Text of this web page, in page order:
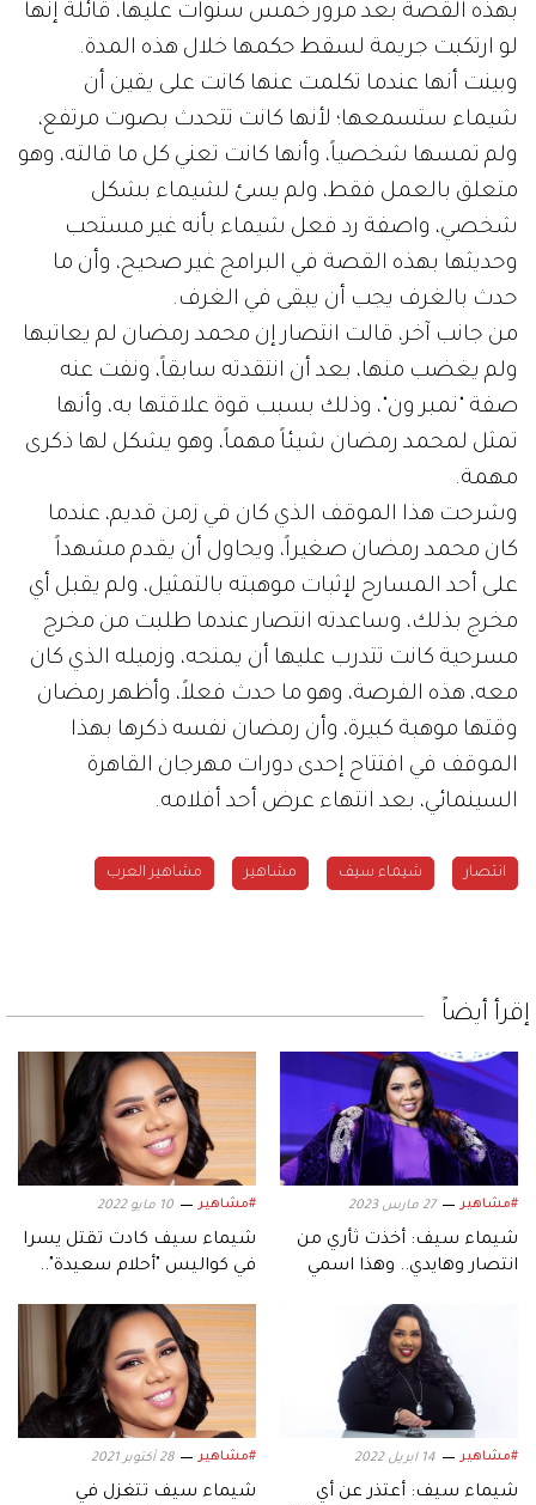
بهذه القصة بعد مرور خمس سنوات عليها، قائلة إنها
لو ارتكبت جريمة لسقط حكمها خلال هذه المدة.
وبينت أنها عندما تكلمت عنها كانت على يقين أن
شيماء ستسمعها؛ لأنها كانت تتحدث بصوت مرتفع،
ولم تمسها شخصياً، وأنها كانت تعني كل ما قالته، وهو
متعلق بالعمل فقط، ولم يسئ لشيماء بشكل
شخصي، واصفة رد فعل شيماء بأنه غير مستحب
وحديثها بهذه القصة في البرامج غير صحيح، وأن ما
حدث بالغرف يجب أن يبقى في الغرف.
من جانب آخر، قالت انتصار إن محمد رمضان لم يعاتبها
ولم يغضب منها، بعد أن انتقدته سابقاً، ونفت عنه
صفة "نمبر ون"، وذلك بسبب قوة علاقتها به، وأنها
تمثل لمحمد رمضان شيئاً مهماً، وهو يشكل لها ذكرى
مهمة.
وشرحت هذا الموقف الذي كان في زمن قديم، عندما
كان محمد رمضان صغيراً، ويحاول أن يقدم مشهداً
على أحد المسارح لإثبات موهبته بالتمثيل، ولم يقبل أي
مخرج بذلك، وساعدته انتصار عندما طلبت من مخرج
مسرحية كانت تتدرب عليها أن يمنحه، وزميله الذي كان
معه، هذه الفرصة، وهو ما حدث فعلاً، وأظهر رمضان
وقتها موهبة كبيرة، وأن رمضان نفسه ذكرها بهذا
الموقف في افتتاح إحدى دورات مهرجان القاهرة
السينمائي، بعد انتهاء عرض أحد أفلامه.
انتصار شيماء سيف مشاهير مشاهير العرب
إقرأ أيضاً
#مشاهير 27 مارس 2023
شيماء سيف: أخذت ثأري من
انتصار وهايدي.. وهذا اسمي
#مشاهير 10 مايو 2022
شيماء سيف كادت تقتل يسرا
في كواليس "أحلام سعيدة"..
#مشاهير 14 ابريل 2022
شيماء سيف: أعتذر عن أي
#مشاهير 28 أكتوبر 2021
شيماء سيف تتغزل في